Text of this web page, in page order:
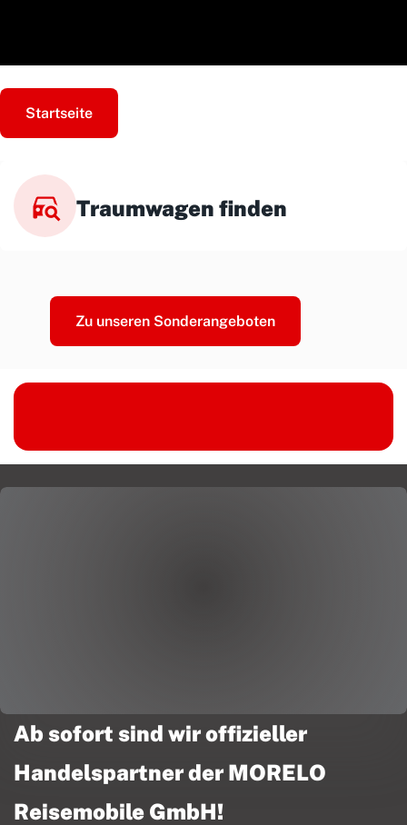
Startseite
Traumwagen finden
Zu unseren Sonderangeboten
Ab sofort sind wir offizieller
Handelspartner der MORELO
Reisemobile GmbH!